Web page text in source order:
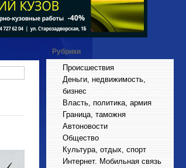
Рубрики
Происшествия
Деньги, недвижимость,
бизнес
Власть, политика, армия
Граница, таможня
Автоновости
Общество
Культура, отдых, спорт
Интернет. Мобильная связь